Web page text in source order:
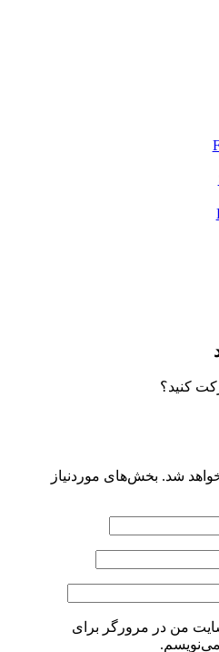
کنید؟
شد. بخش‌های موردنیاز
من در مرورگر برای
می‌نویسم.